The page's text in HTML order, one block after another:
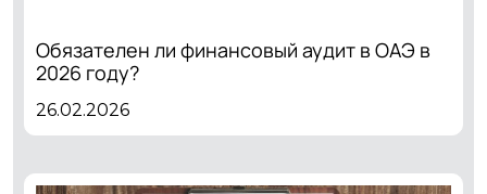
Обязателен ли финансовый аудит в ОАЭ в
2026 году?
26.02.2026